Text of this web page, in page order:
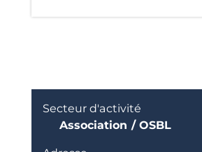
Secteur d'activité
Association / OSBL